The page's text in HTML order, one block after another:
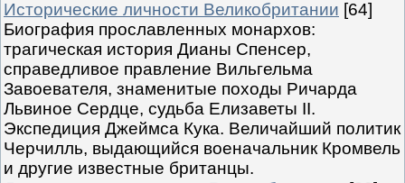
Исторические личности Великобритании [64]
Биография прославленных монархов:
трагическая история Дианы Спенсер,
справедливое правление Вильгельма
Завоевателя, знаменитые походы Ричарда
Львиное Сердце, судьба Елизаветы II.
Экспедиция Джеймса Кука. Величайший политик
Черчилль, выдающийся военачальник Кромвель
и другие известные британцы.